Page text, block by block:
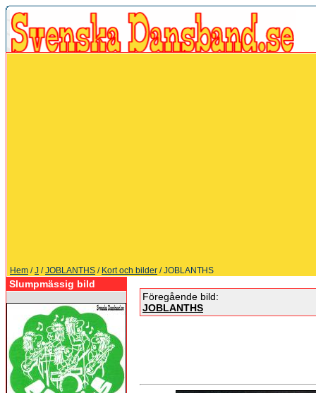
Hem /J /JOBLANTHS / Kort och bilder / JOBLANTHS
Slumpmässig bild
Föregående bild:
JOBLANTHS